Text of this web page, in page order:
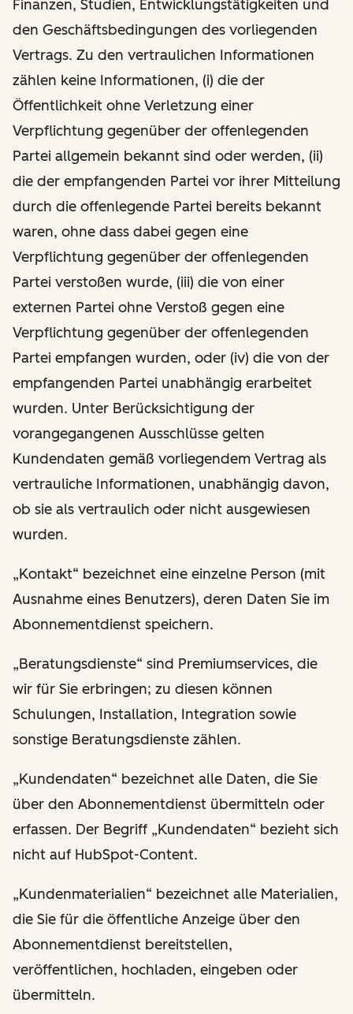
Finanzen, Studien, Entwicklungstätigkeiten und
den Geschäftsbedingungen des vorliegenden
Vertrags. Zu den vertraulichen Informationen
zählen keine Informationen, (i) die der
Öffentlichkeit ohne Verletzung einer
Verpflichtung gegenüber der offenlegenden
Partei allgemein bekannt sind oder werden, (ii)
die der empfangenden Partei vor ihrer Mitteilung
durch die offenlegende Partei bereits bekannt
waren, ohne dass dabei gegen eine
Verpflichtung gegenüber der offenlegenden
Partei verstoßen wurde, (iii) die von einer
externen Partei ohne Verstoß gegen eine
Verpflichtung gegenüber der offenlegenden
Partei empfangen wurden, oder (iv) die von der
empfangenden Partei unabhängig erarbeitet
wurden. Unter Berücksichtigung der
vorangegangenen Ausschlüsse gelten
Kundendaten gemäß vorliegendem Vertrag als
vertrauliche Informationen, unabhängig davon,
ob sie als vertraulich oder nicht ausgewiesen
wurden.
„Kontakt“ bezeichnet eine einzelne Person (mit
Ausnahme eines Benutzers), deren Daten Sie im
Abonnementdienst speichern.
„Beratungsdienste“ sind Premiumservices, die
wir für Sie erbringen; zu diesen können
Schulungen, Installation, Integration sowie
sonstige Beratungsdienste zählen.
„Kundendaten“ bezeichnet alle Daten, die Sie
über den Abonnementdienst übermitteln oder
erfassen. Der Begriff „Kundendaten“ bezieht sich
nicht auf HubSpot-Content.
„Kundenmaterialien“ bezeichnet alle Materialien,
die Sie für die öffentliche Anzeige über den
Abonnementdienst bereitstellen,
veröffentlichen, hochladen, eingeben oder
übermitteln.